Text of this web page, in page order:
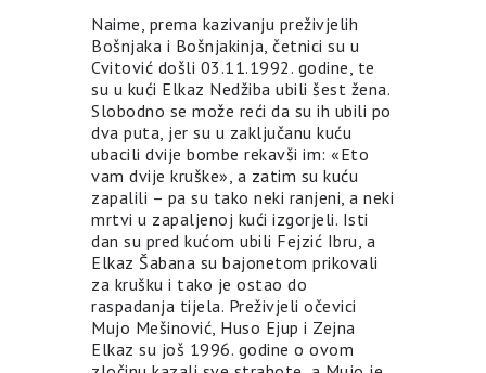
Naime, prema kazivanju preživjelih
Bošnjaka i Bošnjakinja, četnici su u
Cvitović došli 03.11.1992. godine, te
su u kući Elkaz Nedžiba ubili šest žena.
Slobodno se može reći da su ih ubili po
dva puta, jer su u zaključanu kuću
ubacili dvije bombe rekavši im: «Eto
vam dvije kruške», a zatim su kuću
zapalili – pa su tako neki ranjeni, a neki
mrtvi u zapaljenoj kući izgorjeli. Isti
dan su pred kućom ubili Fejzić Ibru, a
Elkaz Šabana su bajonetom prikovali
za krušku i tako je ostao do
raspadanja tijela. Preživjeli očevici
Mujo Mešinović, Huso Ejup i Zejna
Elkaz su još 1996. godine o ovom